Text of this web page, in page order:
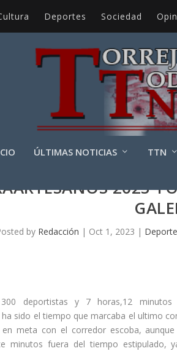
Deportes Sociedad
ÚLTIMAS NOTICIAS TTN
2023
by Redacción | Oct 1, 2023 |
deportistas y 7 horas,12
ha sido el tiempo que marcaba el ultimo
meta con el corredor escoba,
minutos fuera del tiempo estipulado,